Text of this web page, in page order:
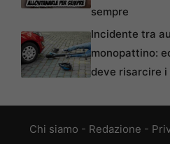
sempre
Incidente tra
monopattino:
deve risarcire i
Chi siamo - Redazione -